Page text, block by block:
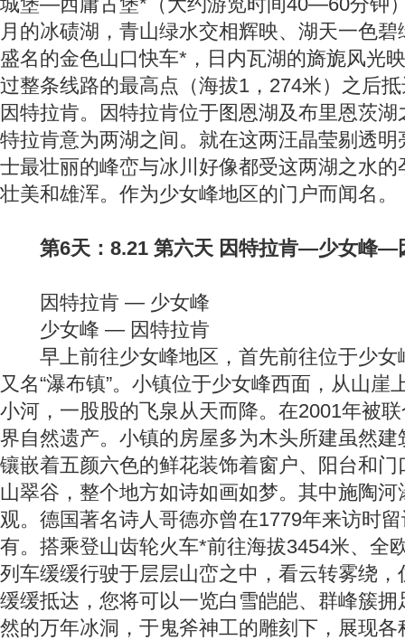
月的冰碛湖，青山绿水交相辉映、湖天一色
盛名的金色山口快车*，日内瓦湖的旖旎风光
过整条线路的最高点（海拔1，274米）之后
因特拉肯。因特拉肯位于图恩湖及布里恩茨
特拉肯意为两湖之间。就在这两汪晶莹剔透
士最壮丽的峰峦与冰川好像都受这两湖之水
壮美和雄浑。作为少女峰地区的门户而闻名。
第6天：8.21 第六天 因特拉肯—少女峰—
因特拉肯 — 少女峰
少女峰 — 因特拉肯
早上前往少女峰地区，首先前往位于少女
又名“瀑布镇”。小镇位于少女峰西面，从山崖
小河，一股股的飞泉从天而降。在2001年被
界自然遗产。小镇的房屋多为木头所建虽然
镶嵌着五颜六色的鲜花装饰着窗户、阳台和
山翠谷，整个地方如诗如画如梦。其中施陶
观。德国著名诗人哥德亦曾在1779年来访时
有。搭乘登山齿轮火车*前往海拔3454米、全
列车缓缓行驶于层层山峦之中，看云转雾绕
缓缓抵达，您将可以一览白雪皑皑、群峰簇
然的万年冰洞，于鬼斧神工的雕刻下，展现